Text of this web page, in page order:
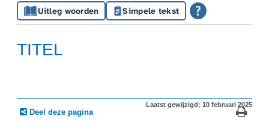
Uitleg woorden Simpele tekst
TITEL
Deel deze pagina
Laatst gewijzigd: 10 februari 2025